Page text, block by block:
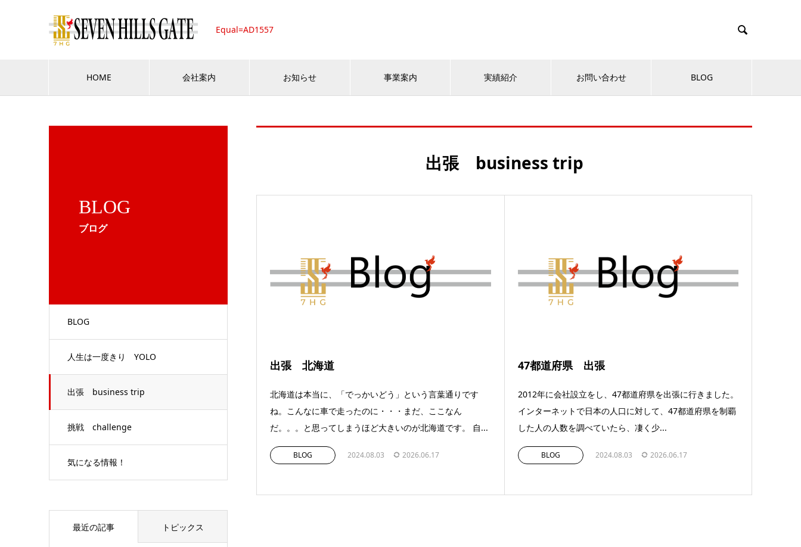
Equal=AD1557 
HOME 会社案内 お知らせ 事業案内 実績紹介 お問い合わせ BLOG
BLOG
ブログ
BLOG
人生は一度きり YOLO
出張 business trip
挑戦 challenge
気になる情報！
出張 business trip
出張 北海道
北海道は本当に、「でっかいどう」という言葉通りです
ね。こんなに車で走ったのに・・・まだ、ここなん
だ。。。と思ってしまうほど大きいのが北海道です。 自...
BLOG 2024.08.03 2026.06.17
47都道府県 出張
2012年に会社設立をし、47都道府県を出張に行きました。
インターネットで日本の人口に対して、47都道府県を制覇
した人の人数を調べていたら、凄く少...
BLOG 2024.08.03 2026.06.17
最近の記事 トピックス